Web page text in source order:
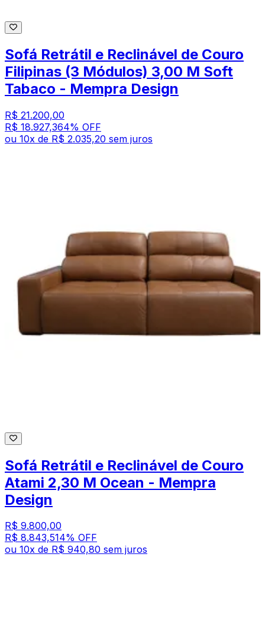
Sofá Retrátil e Reclinável de Couro
Filipinas (3 Módulos) 3,00 M Soft
Tabaco - Mempra Design
R$ 21.200,00
R$ 18.927,364% OFF
ou 10x de R$ 2.035,20 sem juros
Sofá Retrátil e Reclinável de Couro
Atami 2,30 M Ocean - Mempra
Design
R$ 9.800,00
R$ 8.843,514% OFF
ou 10x de R$ 940,80 sem juros